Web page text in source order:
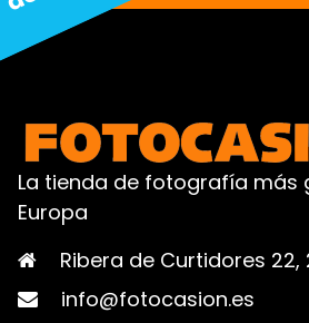
La tienda de fotografía más
Europa
Ribera de Curtidores 22,
info@fotocasion.es